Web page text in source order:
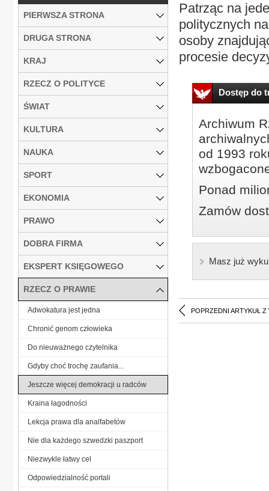
Patrząc na
politycznych
osoby
procesie
Dostęp do
Archiwum
od 1993
Ponad
Zamów
Masz już
POPRZEDNI ARTYKUŁ Z
PIERWSZA STRONA
DRUGA STRONA
KRAJ
RZECZ O POLITYCE
ŚWIAT
KULTURA
NAUKA
SPORT
EKONOMIA
PRAWO
DOBRA FIRMA
EKSPERT KSIĘGOWEGO
RZECZ O PRAWIE
Adwokatura jest jedna
Chronić genom człowieka
Do nieuważnego czytelnika
Gdyby choć trochę zaufania...
Jeszcze więcej demokracji u radców
Kraina łagodności
Lekcja prawa dla analfabetów
Nie dla każdego szwedzki paszport
Niezwykle łatwy cel
Odpowiedzialność portali